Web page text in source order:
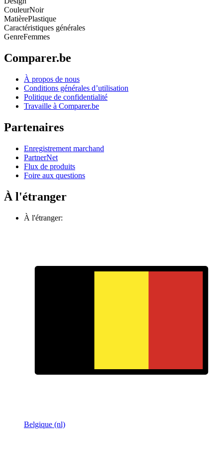
CouleurNoir
MatièrePlastique
Caractéristiques générales
GenreFemmes
Comparer.be
À propos de nous
Conditions générales d’utilisation
Politique de confidentialité
Travaille à Comparer.be
Partenaires
Enregistrement marchand
PartnerNet
Flux de produits
Foire aux questions
À l'étranger
À l'étranger:
Belgique (nl)